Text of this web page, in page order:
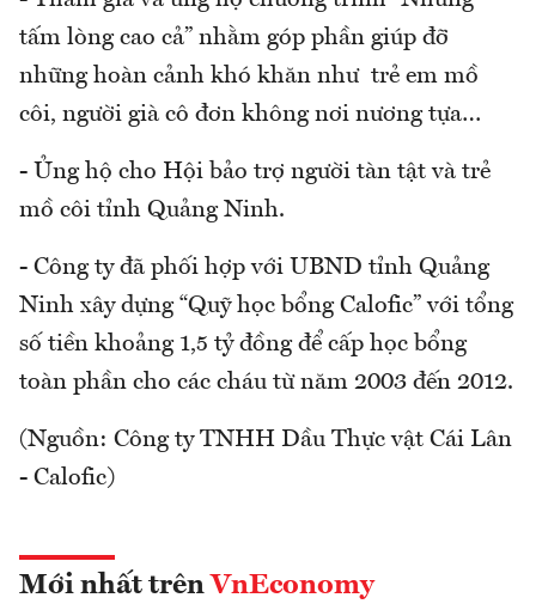
tấm lòng cao cả” nhằm góp phần giúp đỡ
những hoàn cảnh khó khăn như trẻ em mồ
côi, người già cô đơn không nơi nương tựa…
- Ủng hộ cho Hội bảo trợ người tàn tật và trẻ
mồ côi tỉnh Quảng Ninh.
- Công ty đã phối hợp với UBND tỉnh Quảng
Ninh xây dựng “Quỹ học bổng Calofic” với tổng
số tiền khoảng 1,5 tỷ đồng để cấp học bổng
toàn phần cho các cháu từ năm 2003 đến 2012.
(Nguồn: Công ty TNHH Dầu Thực vật Cái Lân
- Calofic)
Mới nhất trên VnEconomy